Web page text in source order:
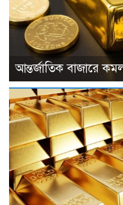
আন্তর্জাতিক বাজারে